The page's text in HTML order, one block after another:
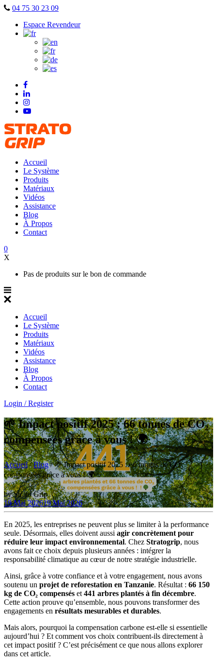
Skip
content
04 75 30 23 09
Espace Revendeur
Accueil
Le Système
Produits
Matériaux
Vidéos
Assistance
Blog
À Propos
Contact
0
X
Pas de produits sur le bon de commande
Accueil
Le Système
Produits
Matériaux
Vidéos
Assistance
Blog
À Propos
Contact
Login / Register
🌱 Impact positif 2025 : 66 tonnes de CO₂
compensées grâce à vous ! 🌍
Accueil/Blog/🌱 Impact positif 2025 : 66 tonnes de CO₂
compensées grâce à vous ! 🌍
byStrato Grip
19 Mai 202619 Mai 2026
En 2025, les entreprises ne peuvent plus se limiter à la performance
seule. Désormais, elles doivent aussi agir concrètement pour
réduire leur impact environnemental. Chez Stratogrip, nous
avons fait ce choix depuis plusieurs années : intégrer la
responsabilité climatique au cœur de notre stratégie industrielle.
Ainsi, grâce à votre confiance et à votre engagement, nous avons
soutenu un projet de reforestation en Tanzanie. Résultat : 66 150
kg de CO₂ compensés et 441 arbres plantés à fin décembre.
Cette action prouve qu’ensemble, nous pouvons transformer des
engagements en résultats mesurables et durables.
Mais alors, pourquoi la compensation carbone est-elle si essentielle
aujourd’hui ? Et comment vos choix contribuent-ils directement à
cet impact positif ? C’est précisément ce que nous allons explorer
dans cet article.